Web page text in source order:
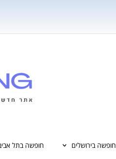
חופשה בירושלים חופשה בתל